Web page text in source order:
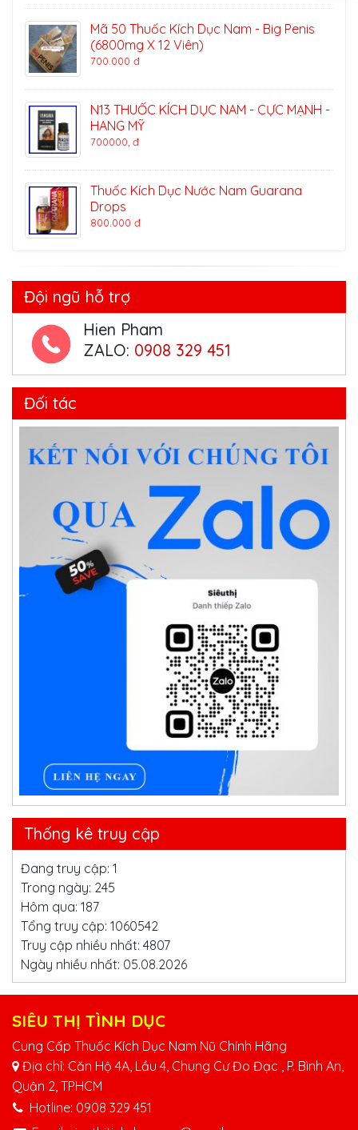
Mã 50 Thuốc Kích Dục Nam - Big Penis
(6800mg X 12 Viên)
700.000 đ
N13 THUỐC KÍCH DỤC NAM - CỰC MẠNH -
HANG MỸ
700000, đ
Thuốc Kích Dục Nước Nam Guarana
Drops
800.000 đ
Đội ngũ hỗ trợ
Hien Pham
ZALO: 0908 329 451
Đối tác
Thống kê truy cập
Đang truy cập: 1
Trong ngày: 245
Hôm qua: 187
Tổng truy cập: 1060542
Truy cập nhiều nhất: 4807
Ngày nhiều nhất: 05.08.2026
SIÊU THỊ TÌNH DỤC
Cung Cấp Thuốc Kích Dục Nam Nũ Chính Hãng
Địa chỉ: Căn Hộ 4A, Lầu 4, Chung Cư Đo Đạc , P. Bình An,
Quận 2, TPHCM
Hotline: 0908 329 451